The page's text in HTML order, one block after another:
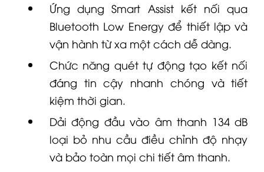
Ứng dụng Smart Assist kết nối qua
Bluetooth Low Energy để thiết lập và
vận hành từ xa một cách dễ dàng.
Chức năng quét tự động tạo kết nối
đáng tin cậy nhanh chóng và tiết
kiệm thời gian.
Dải động đầu vào âm thanh 134 dB
loại bỏ nhu cầu điều chỉnh độ nhạy
và bảo toàn mọi chi tiết âm thanh.